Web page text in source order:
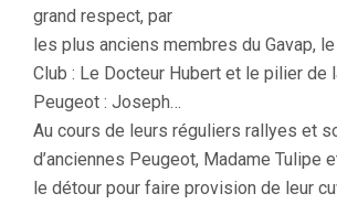
grand respect, par
les plus anciens membres du Gavap,
Club : Le Docteur Hubert et le pilier de
Peugeot : Joseph…
Au cours de leurs réguliers rallyes et
d’anciennes Peugeot, Madame Tulipe
le détour pour faire provision de leur